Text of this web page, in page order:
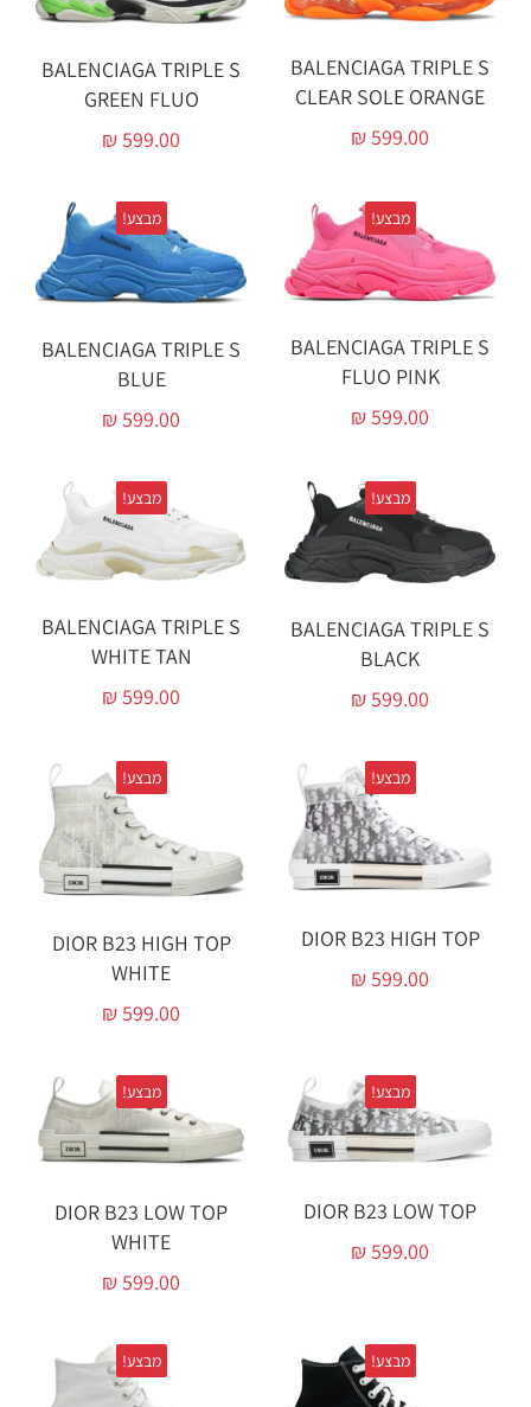
BALENCIAGA TRIPLE S
CLEAR SOLE ORANGE‏
₪599.00
BALENCIAGA TRIPLE S
GREEN FLUO‏
₪599.00
מבצע!
BALENCIAGA TRIPLE S
FLUO PINK
₪599.00
מבצע!
BALENCIAGA TRIPLE S
BLUE‏
₪599.00
מבצע!
BALENCIAGA TRIPLE S
BLACK
₪599.00
מבצע!
BALENCIAGA TRIPLE S
WHITE TAN
₪599.00
מבצע!
DIOR B23 HIGH TOP
₪599.00
מבצע!
DIOR B23 HIGH TOP
WHITE
₪599.00
מבצע!
DIOR B23 LOW TOP
₪599.00
מבצע!
DIOR B23 LOW TOP
WHITE‏
₪599.00
מבצע! מבצע!